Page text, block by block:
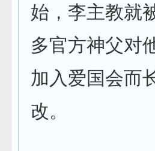
始，李主教就
多官方神父对
加入爱国会而
改。